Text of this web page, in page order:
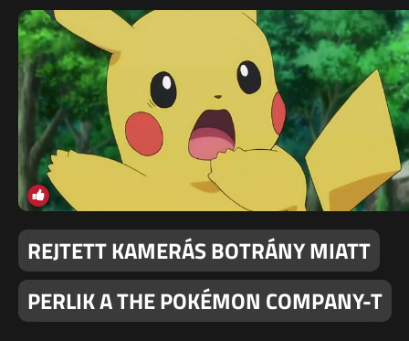
REJTETT KAMERÁS BOTRÁNY MIATT
PERLIK A THE POKÉMON COMPANY-T